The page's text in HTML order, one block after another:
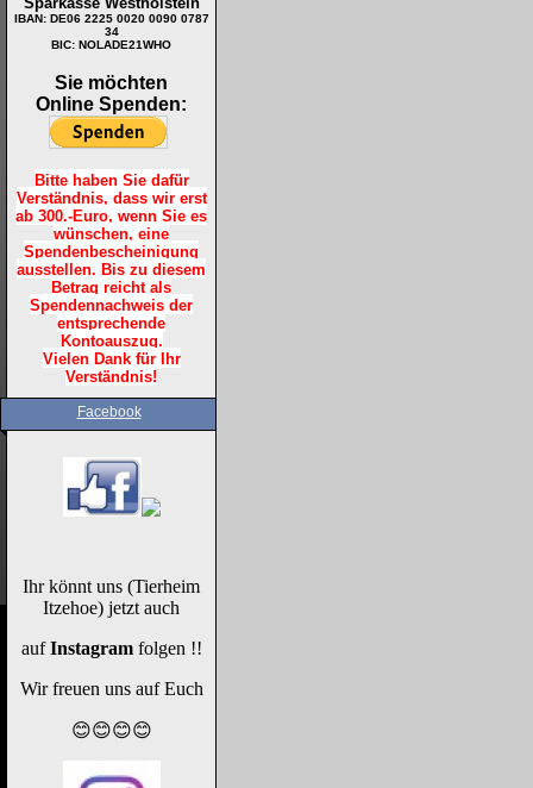
IBAN: DE06 2225 0020 0090 0787
34
BIC: NOLADE21WHO
Sie möchten
Online Spenden:
Bitte haben Sie dafür
Verständnis, dass wir erst
ab 300.-Euro, wenn Sie es
wünschen, eine
Spendenbescheinigung
ausstellen. Bis zu diesem
Betrag reicht als
Spendennachweis der
entsprechende
Kontoauszug.
Vielen Dank für Ihr
Verständnis!
Facebook
Ihr könnt uns (Tierheim
Itzehoe) jetzt auch
aufInstagramfolgen !!
Wir freuen uns auf Euch
😊😊😊😊